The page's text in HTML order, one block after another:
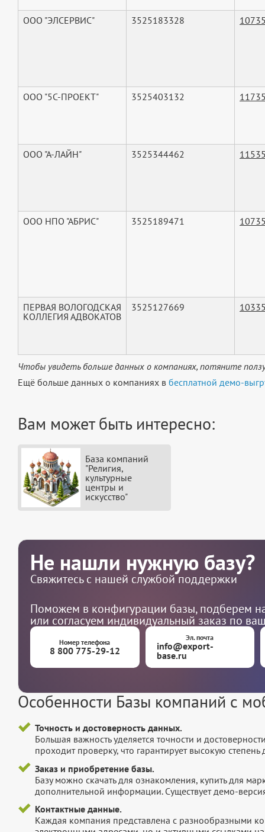
ООО "ЭЛСЕРВИС" 3525183328
ООО "5С-ПРОЕКТ" 3525403132
ООО "А-ЛАЙН" 3525344462
ООО НПО "АБРИС" 3525189471
ПЕРВАЯ ВОЛОГОДСКАЯ
КОЛЛЕГИЯ АДВОКАТОВ
3525127669
Чтобы увидеть больше данных о компаниях, потяните
Ещё больше данных о компаниях в бесплатной демо-
Вам может быть интересно:
База компаний
"Религия,
культурные
центры и
искусство"
Не нашли нужную базу?
Свяжитесь с нашей службой поддержки
Поможем в конфигурации базы, подберем
или согласуем индивидуальный заказ по
Номер телефона
8 800 775-29-12
Эл. почта
info@export-
base.ru
Особенности Базы компаний с
Точность и достоверность данных.
Большая важность уделяется точности и
проходит проверку, что гарантирует высокую
Заказ и приобретение базы.
Базу можно скачать для ознакомления, купить для
дополнительной информации. Существует демо-
Контактные данные.
Каждая компания представлена с разнообразными